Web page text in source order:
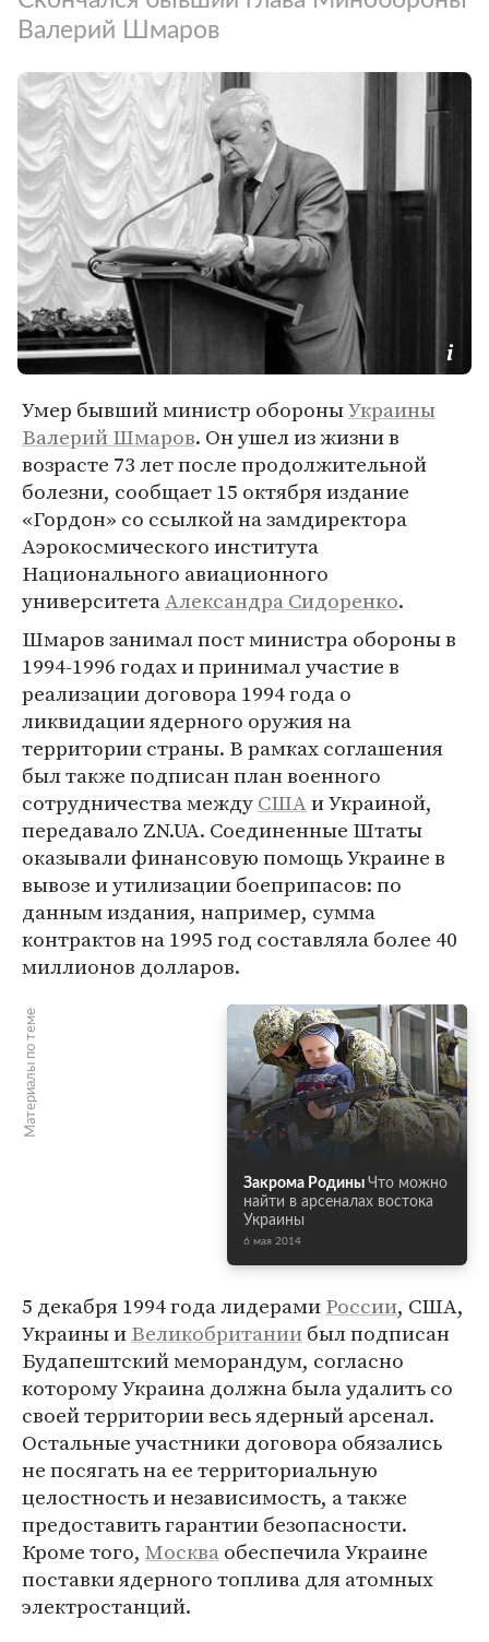
Валерий Шмаров
Умер бывший министр обороныУкраины
Валерий Шмаров. Он ушел из жизни в
возрасте 73 лет после продолжительной
болезни, сообщает 15 октября издание
«Гордон» со ссылкой на замдиректора
Аэрокосмического института
Национального авиационного
университетаАлександра Сидоренко.
Шмаров занимал пост министра обороны в
1994-1996 годах и принимал участие в
реализации договора 1994 года о
ликвидации ядерного оружия на
территории страны. В рамках соглашения
был также подписан план военного
сотрудничества междуСШАи Украиной,
передавало ZN.UA. Соединенные Штаты
оказывали финансовую помощь Украине в
вывозе и утилизации боеприпасов: по
данным издания, например, сумма
контрактов на 1995 год составляла более 40
миллионов долларов.
Материалы по теме
Закрома Родины Что можно
найти в арсеналах востока
Украины
6 мая 2014
5 декабря 1994 года лидерамиРоссии, США,
Украины иВеликобританиибыл подписан
Будапештский меморандум, согласно
которому Украина должна была удалить со
своей территории весь ядерный арсенал.
Остальные участники договора обязались
не посягать на ее территориальную
целостность и независимость, а также
предоставить гарантии безопасности.
Кроме того, Москваобеспечила Украине
поставки ядерного топлива для атомных
электростанций.